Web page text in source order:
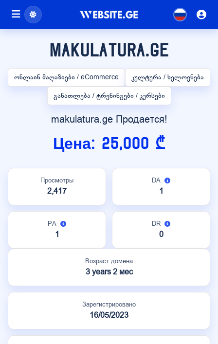
makulatura.ge
ონლაინ მაღაზიები / eCommerce
კულტურა / ხელოვნება
განათლება / ტრენინგები / კურსები
makulatura.ge Продается!
Цена: 25,000 ₾
Просмотры
2,417
DA
1
PA
1
DR
0
Возраст домена
3 years 2 мес
Зарегистрировано
16/05/2023